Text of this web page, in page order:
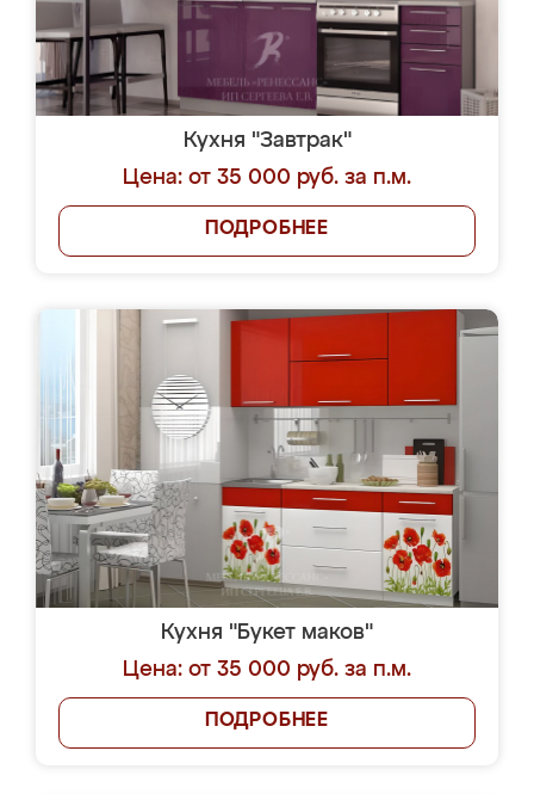
Кухня "Завтрак"
Цена: от 35 000 руб. за п.м.
ПОДРОБНЕЕ
Кухня "Букет маков"
Цена: от 35 000 руб. за п.м.
ПОДРОБНЕЕ